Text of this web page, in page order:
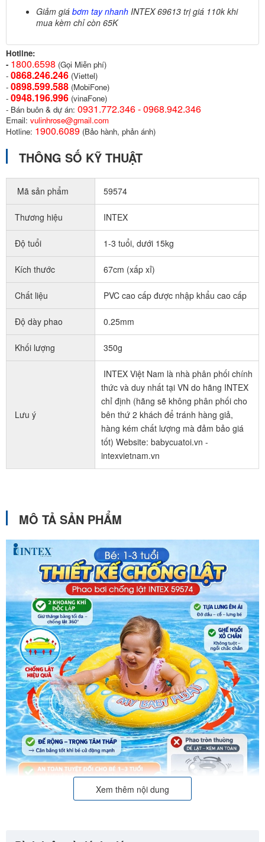
Giảm giá bơm tay nhanh INTEX 69613 trị giá 110k khi
mua kèm chỉ còn 65K
Hotline:
- 1800.6598 (Gọi Miễn phí)
- 0868.246.246 (Viettel)
- 0898.599.588 (MobiFone)
- 0948.196.996 (vinaFone)
- Bán buôn & dự án: 0931.772.346 - 0968.942.346
Email: vulinhrose@gmail.com
Hotline: 1900.6089 (Bảo hành, phản ánh)
THÔNG SỐ KỸ THUẬT
Mã sản phẩm 59574
Thương hiệu INTEX
Độ tuổi 1-3 tuổi, dưới 15kg
Kích thước 67cm (xấp xỉ)
Chất liệu PVC cao cấp được nhập khẩu cao cấp
Độ dày phao 0.25mm
Khối lượng 350g
Lưu ý
INTEX Việt Nam là nhà phân phối chính
thức và duy nhất tại VN do hãng INTEX
chỉ định (hãng sẽ không phân phối cho
bên thứ 2 khách để tránh hàng giả,
hàng kém chất lượng mà đảm bảo giá
tốt) Website: babycuatoi.vn -
intexvietnam.vn
MÔ TẢ SẢN PHẨM
Xem thêm nội dung